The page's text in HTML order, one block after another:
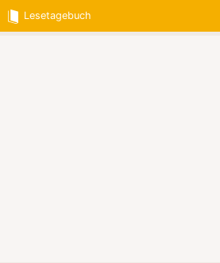
Lesetagebuch